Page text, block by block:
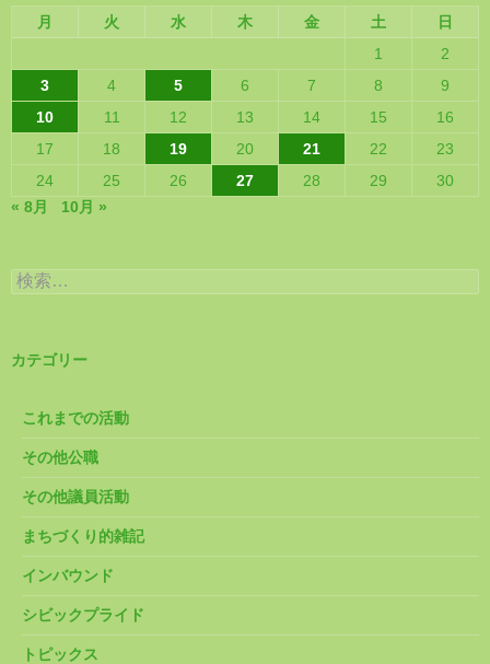
月 火 水 木 金 土
日
1
2
3
4 5 6 7 8
9
10
11 12 13 14 15
16
17
18 19 20 21 22
23
24
25 26 27 28 29
30
« 8月
10月 »
検
索:
カテゴリー
これまでの活動
その他公職
その他議員活動
まちづくり的雑記
インバウンド
シビックプライド
トピックス